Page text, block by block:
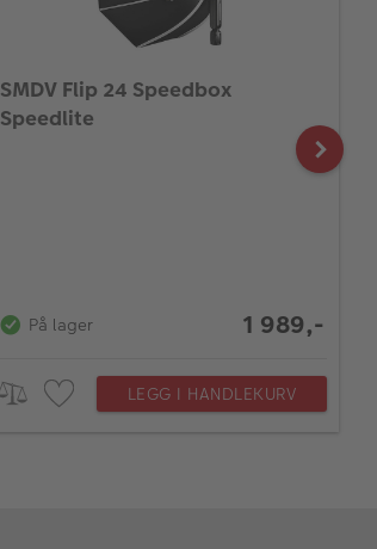
SMDV Flip 24 Speedbox
Speedlite
På lager 1 989,-
LEGG I HANDLEKURV